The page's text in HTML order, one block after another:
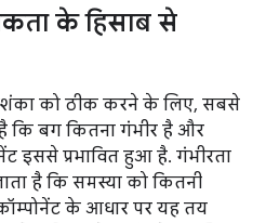
के हिसाब से
को ठीक करने के लिए, सबसे
कि बग कितना गंभीर है और
इससे प्रभावित हुआ है. गंभीरता
है कि समस्या को कितनी
कॉम्पोनेंट के आधार पर यह तय